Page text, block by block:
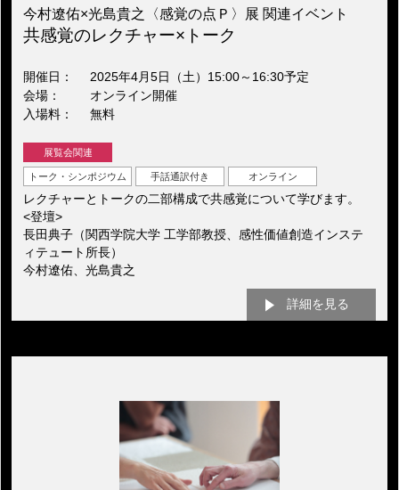
今村遼佑×光島貴之〈感覚の点Ｐ〉展 関連イベント
共感覚のレクチャー×トーク
開催日
2025年4月5日（土）15:00～16:30予定
会場
オンライン開催
入場料
無料
展覧会関連
トーク・シンポジウム 手話通訳付き オンライン
レクチャーとトークの二部構成で共感覚について学びます。
<登壇>
長田典子（関西学院大学 工学部教授、感性価値創造インステ
ィテュート所長）
今村遼佑、光島貴之
詳細を見る